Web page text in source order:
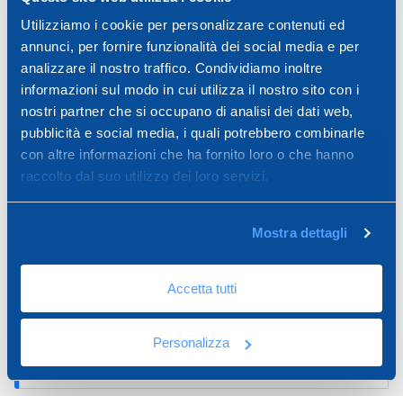
Utilizziamo i cookie per personalizzare contenuti ed
annunci, per fornire funzionalità dei social media e per
analizzare il nostro traffico. Condividiamo inoltre
informazioni sul modo in cui utilizza il nostro sito con i
nostri partner che si occupano di analisi dei dati web,
pubblicità e social media, i quali potrebbero combinarle
con altre informazioni che ha fornito loro o che hanno
raccolto dal suo utilizzo dei loro servizi.
Mostra dettagli
Accetta tutti
Personalizza
Per ottenere con facilità dei viali
carrabili, piazzali o parcheggi funzionali
e gradevoli,Dakota ha realizzato dei veri
sistemi innovativi.
Scopri tutti gli approfondimenti che
abbiamo realizzato sul drenaggio
dell’acqua e i sistemi carrabili.
Perché la capacità di drenaggio delle
canalette è importante
Come installare le canalette di drenaggio a